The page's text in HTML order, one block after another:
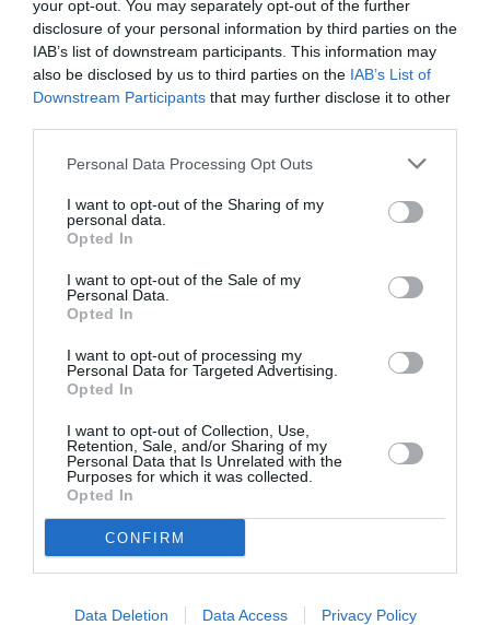
your opt-out. You may separately opt-out of the further
disclosure of your personal information by third parties on the
IAB’s list of downstream participants. This information may
also be disclosed by us to third parties on the IAB’s List of
Downstream Participants that may further disclose it to other
Personal Data Processing Opt Outs
I want to opt-out of the Sharing of my
personal data.
Opted In
I want to opt-out of the Sale of my
Personal Data.
Opted In
I want to opt-out of processing my
Personal Data for Targeted Advertising.
Opted In
I want to opt-out of Collection, Use,
Retention, Sale, and/or Sharing of my
Personal Data that Is Unrelated with the
Purposes for which it was collected.
Opted In
CONFIRM
Data Deletion Data Access Privacy Policy
Soutenez Air Journal participezà son
développement !
DERNIERS COMMENTAIRES
Mathématiques
Airlines relie l’Écosse à l’Australie
Badissi novembria commenté l'article :
Nice–Corse : ces vols électriques qui se profilent à
l’horizon 2030